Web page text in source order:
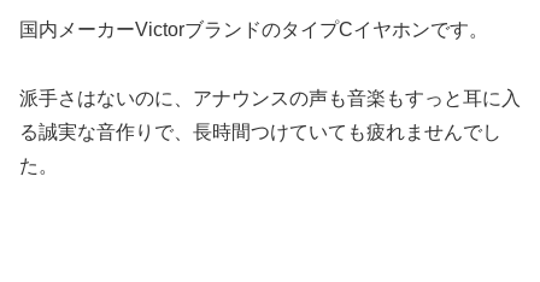
国内メーカーVictorブランドのタイプCイヤホンです。
派手さはないのに、アナウンスの声も音楽もすっと耳に入
る誠実な音作りで、長時間つけていても疲れませんでし
た。